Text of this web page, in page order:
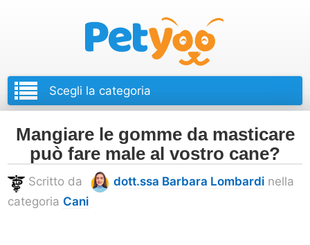
Mangiare le gomme da masticare
può fare male al vostro cane?
Scritto da dott.ssa Barbara Lombardi nella
categoria Cani